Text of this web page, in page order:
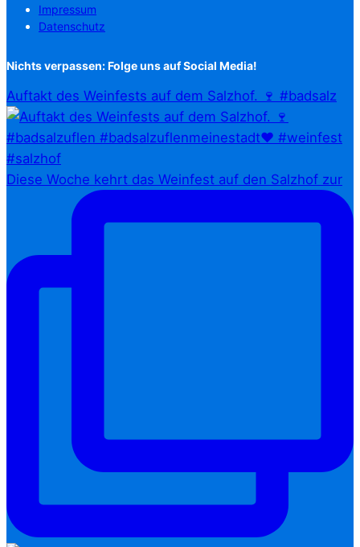
Impressum
Datenschutz
Nichts verpassen: Folge uns auf Social Media!
Auftakt des Weinfests auf dem Salzhof. 🍷 #badsalz
Diese Woche kehrt das Weinfest auf den Salzhof zur